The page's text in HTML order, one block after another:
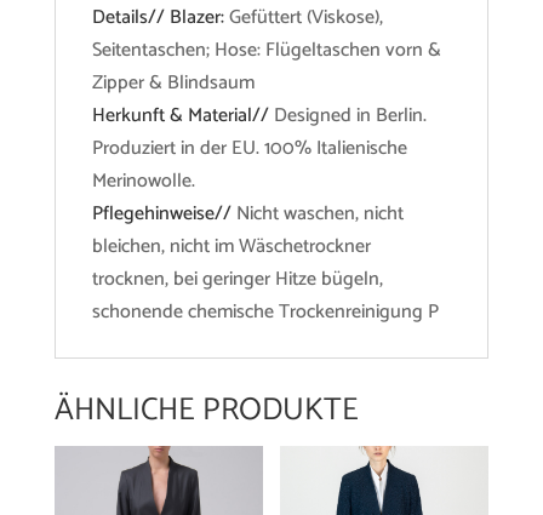
Details// Blazer:Gefüttert (Viskose),
Seitentaschen; Hose: Flügeltaschen vorn &
Zipper & Blindsaum
Herkunft & Material//Designed in Berlin.
Produziert in der EU. 100% Italienische
Merinowolle.
Pflegehinweise//Nicht waschen, nicht
bleichen, nicht im Wäschetrockner
trocknen, bei geringer Hitze bügeln,
schonende chemische Trockenreinigung P
ÄHNLICHE PRODUKTE